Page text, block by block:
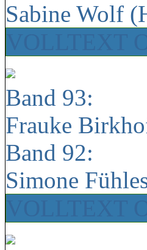
Sabine Wolf
Band 93:
Frauke
Band 92:
Simone